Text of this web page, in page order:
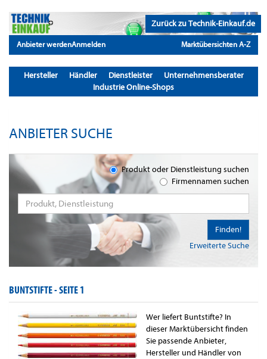
Zurück zu Technik-Einkauf.de
Anbieter werdenAnmelden Marktübersichten A-Z
Hersteller Händler Dienstleister
Unternehmensberater
Industrie Online-Shops
ANBIETER SUCHE
Produkt oder Dienstleistung suchen
Firmennamen suchen
Erweiterte Suche
Finden!
BUNTSTIFTE -SEITE 1
Wer liefert Buntstifte? In
dieser Marktübersicht finden
Sie passende Anbieter,
Hersteller und Händler von